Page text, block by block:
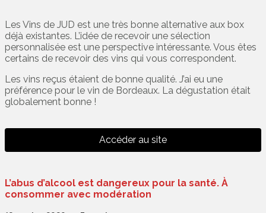
Les Vins de JUD est une très bonne alternative aux box
déjà existantes. L’idée de recevoir une sélection
personnalisée est une perspective intéressante. Vous êtes
certains de recevoir des vins qui vous correspondent.
Les vins reçus étaient de bonne qualité. J’ai eu une
préférence pour le vin de Bordeaux. La dégustation était
globalement bonne !
Accéder au site
L’abus d’alcool est dangereux pour la santé. À
consommer avec modération